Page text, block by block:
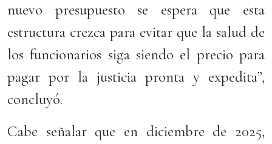
nuevo presupuesto se espera que esta
estructura crezca para evitar que la salud de
los funcionarios siga siendo el precio para
pagar por la justicia pronta y expedita”,
concluyó.
Cabe señalar que en diciembre de 2025,